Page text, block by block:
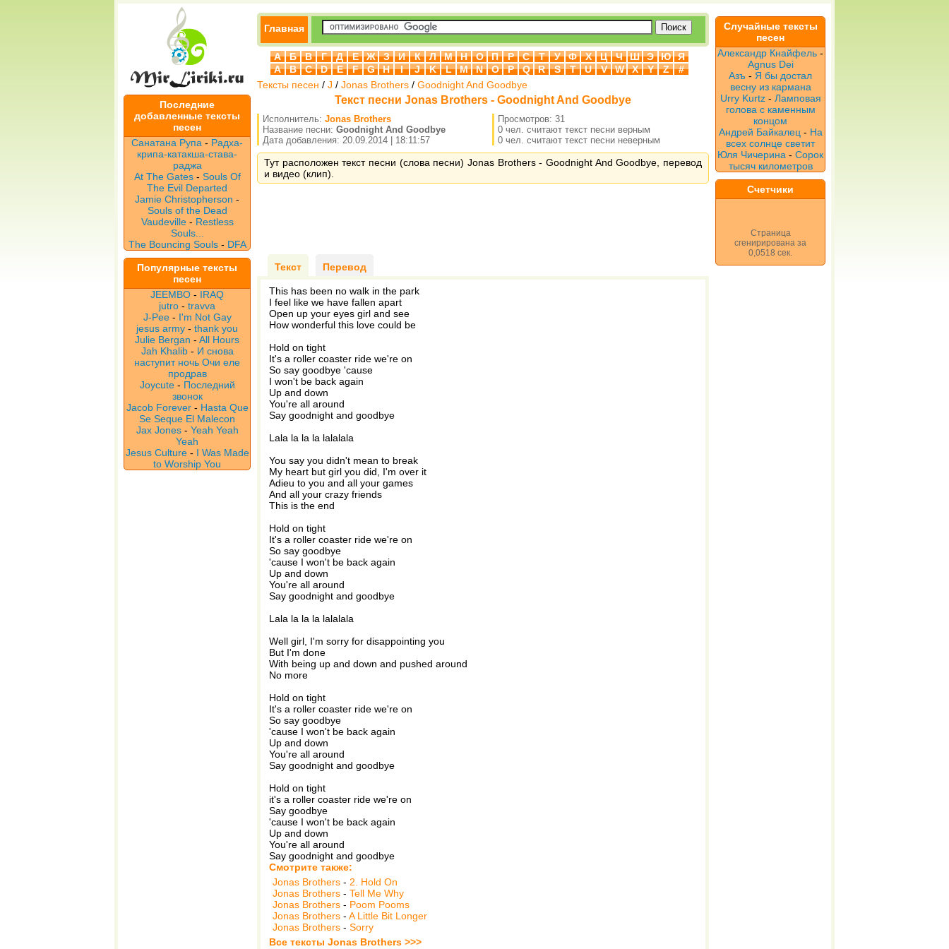
Последние
добавленные тексты
песен
Санатана Рупа - Радха-
крипа-катакша-става-
раджа
At The Gates- Souls Of
The Evil Departed
Jamie Christopherson -
Souls of the Dead
Vaudeville - Restless
Souls...
The Bouncing Souls- DFA
Популярные тексты
песен
JEEMBO - IRAQ
jutro - travva
J-Pee- I'm Not Gay
jesus army - thank you
Julie Bergan - All Hours
Jah Khalib- И снова
наступит ночь Очи еле
продрав
Joycute- Последний
звонок
Jacob Forever- Hasta Que
Se Seque El Malecon
Jax Jones- Yeah Yeah
Yeah
Jesus Culture- I Was Made
to Worship You
Главная
А Б В Г Д Е Ж З И К Л М Н О П Р С Т У Ф Х Ц Ч Ш Э Ю
Я
A
B C D E F G H I J K L M N O P Q R S T U V W X Y Z
#
Тексты песен / J / Jonas Brothers / Goodnight And Goodbye
Текст песни Jonas Brothers - Goodnight And Goodbye
Исполнитель: Jonas Brothers
Название песни: Goodnight And Goodbye
Дата добавления: 20.09.2014 | 18:11:57
Просмотров: 31
0 чел. считают текст песни верным
0 чел. считают текст песни неверным
Тут расположен текст песни (слова песни) Jonas Brothers - Goodnight And Goodbye, перевод
и видео (клип).
Текст Перевод
This has been no walk in the park
I feel like we have fallen apart
Open up your eyes girl and see
How wonderful this love could be
Hold on tight
It's a roller coaster ride we're on
So say goodbye 'cause
I won't be back again
Up and down
You're all around
Say goodnight and goodbye
Lala la la la lalalala
You say you didn't mean to break
My heart but girl you did, I'm over it
Adieu to you and all your games
And all your crazy friends
This is the end
Hold on tight
It's a roller coaster ride we're on
So say goodbye
'cause I won't be back again
Up and down
You're all around
Say goodnight and goodbye
Lala la la la lalalala
Well girl, I'm sorry for disappointing you
But I'm done
With being up and down and pushed around
No more
Hold on tight
It's a roller coaster ride we're on
So say goodbye
'cause I won't be back again
Up and down
You're all around
Say goodnight and goodbye
Hold on tight
it's a roller coaster ride we're on
Say goodbye
'cause I won't be back again
Up and down
You're all around
Say goodnight and goodbye
Смотрите также:
Jonas Brothers - 2. Hold On
Jonas Brothers - Tell Me Why
Jonas Brothers - Poom Pooms
Jonas Brothers - A Little Bit Longer
Jonas Brothers - Sorry
Все тексты Jonas Brothers >>>
Случайные тексты
песен
Александр Кнайфель -
Agnus Dei
Азъ - Я бы достал
весну из кармана
Urry Kurtz- Ламповая
голова с каменным
концом
Андрей Байкалец - На
всех солнце светит
Юля Чичерина - Сорок
тысяч километров
Счетчики
Страница
сгенирирована за
0,0518 сек.